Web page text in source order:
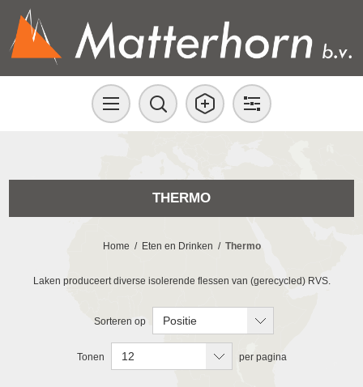
THERMO
Home / Eten en Drinken / Thermo
Laken produceert diverse isolerende flessen van (gerecycled) RVS.
Sorteren op Positie
Tonen 12 per pagina